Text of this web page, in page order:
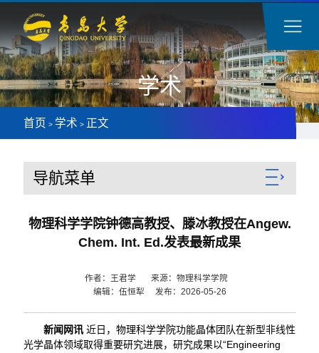
学术
首页 > 学术 > 正文
导航菜单
物理科学学院钟德高教授、滕冰教授在Angew.
Chem. Int. Ed.发表最新成果
作者：王君学 来源：物理科学学院
编辑：伍恒犁 发布：2026-05-26
新闻网讯近日，物理科学学院功能晶体团队在新型非线性
光学晶体领域取得重要研究进展，研究成果以“Engineering